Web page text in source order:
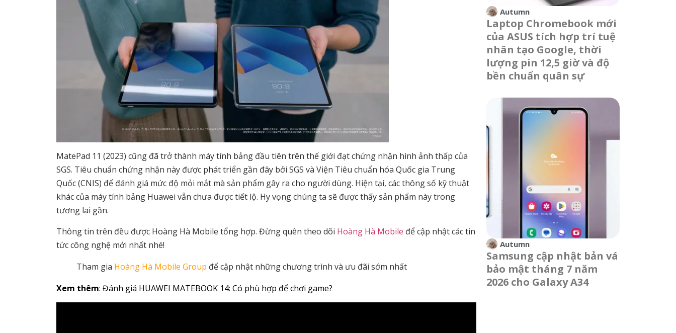
MatePad 11 (2023) cũng đã trở thành máy tính bảng đầu tiên trên thế giới đạt chứng nhận hình ảnh thấp của
SGS. Tiêu chuẩn chứng nhận này được phát triển gần đây bởi SGS và Viện Tiêu chuẩn hóa Quốc gia Trung
Quốc (CNIS) để đánh giá mức độ mỏi mắt mà sản phẩm gây ra cho người dùng. Hiện tại, các thông số kỹ thuật
khác của máy tính bảng Huawei vẫn chưa được tiết lộ. Hy vọng chúng ta sẽ được thấy sản phẩm này trong
tương lai gần.
Thông tin trên đều được Hoàng Hà Mobile tổng hợp. Đừng quên theo dõi Hoàng Hà Mobile để cập nhật các tin
tức công nghệ mới nhất nhé!
Tham gia Hoàng Hà Mobile Group để cập nhật những chương trình và ưu đãi sớm nhất
Xem thêm: Đánh giá HUAWEI MATEBOOK 14: Có phù hợp để chơi game?
Autumn
Laptop Chromebook mới
của ASUS tích hợp trí tuệ
nhân tạo Google, thời
lượng pin 12,5 giờ và độ
bền chuẩn quân sự
Autumn
Samsung cập nhật bản vá
bảo mật tháng 7 năm
2026 cho Galaxy A34